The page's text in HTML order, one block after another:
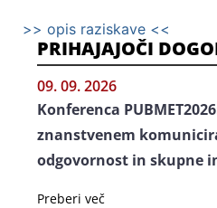
>> opis raziskave <<
PRIHAJAJOČI
09. 09. 2026
Konferenca
znanstvenem
odgovornost in skupne
Preberi več